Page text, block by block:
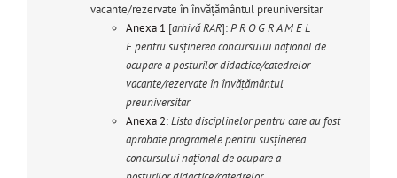
vacante/rezervate în învăţământul preuniversitar
Anexa 1 [arhivă RAR]:P R O G R A M E L
E pentru susţinerea concursului naţional de
ocupare a posturilor didactice/catedrelor
vacante/rezervate în învăţământul
preuniversitar
Anexa 2:Lista disciplinelor pentru care au fost
aprobate programele pentru susținerea
concursului național de ocupare a